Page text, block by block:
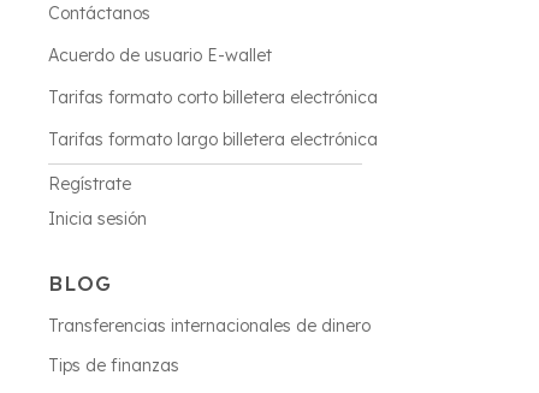
Contáctanos
Acuerdo de usuario E-wallet
Tarifas formato corto billetera electrónica
Tarifas formato largo billetera electrónica
Regístrate
Inicia sesión
BLOG
Transferencias internacionales de dinero
Tips de finanzas